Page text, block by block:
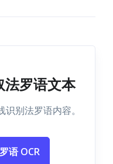
法罗语文本
别法罗语内容。
语 OCR